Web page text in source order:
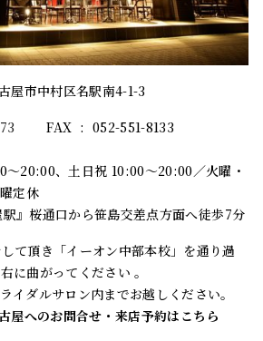
屋市中村区名駅南4-1-3
FAX : 052-551-8133
20:00、土日祝 10:00～20:00／火曜・
定休
』桜通口から笹島交差点方面へ徒歩7分
て頂き「イーオン中部本校」を通り過
に曲がってください 。
イダルサロン内までお越しください。
へのお問合せ・来店予約はこちら